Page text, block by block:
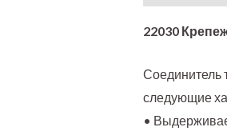
22030
Соединитель
следующие
•